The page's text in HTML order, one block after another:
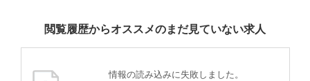
閲覧履歴からオススメのまだ見ていない求人
情報の読み込みに失敗しました。